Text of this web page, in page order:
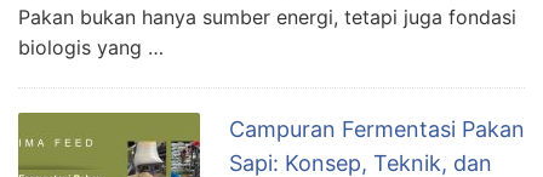
Pakan bukan hanya sumber energi, tetapi juga fondasi
biologis yang …
Campuran Fermentasi Pakan
Sapi: Konsep, Teknik, dan